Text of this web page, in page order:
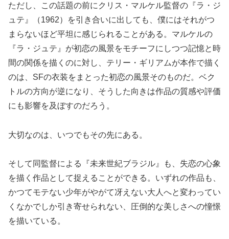
ただし、この話題の前にクリス・マルケル監督の『ラ・ジ
ュテ』（1962）を引き合いに出しても、僕にはそれがつ
まらないほど平坦に感じられることがある。マルケルの
『ラ・ジュテ』が初恋の風景をモチーフにしつつ記憶と時
間の関係を描くのに対し、テリー・ギリアムが本作で描く
のは、SFの衣装をまとった初恋の風景そのものだ。ベク
トルの方向が逆になり、そうした向きは作品の質感や評価
にも影響を及ぼすのだろう。
大切なのは、いつでもその先にある。
そして同監督による『未来世紀ブラジル』も、失恋の心象
を描く作品として捉えることができる。いずれの作品も、
かつてモテない少年がやがて冴えない大人へと変わってい
くなかでしか引き寄せられない、圧倒的な美しさへの憧憬
を描いている。